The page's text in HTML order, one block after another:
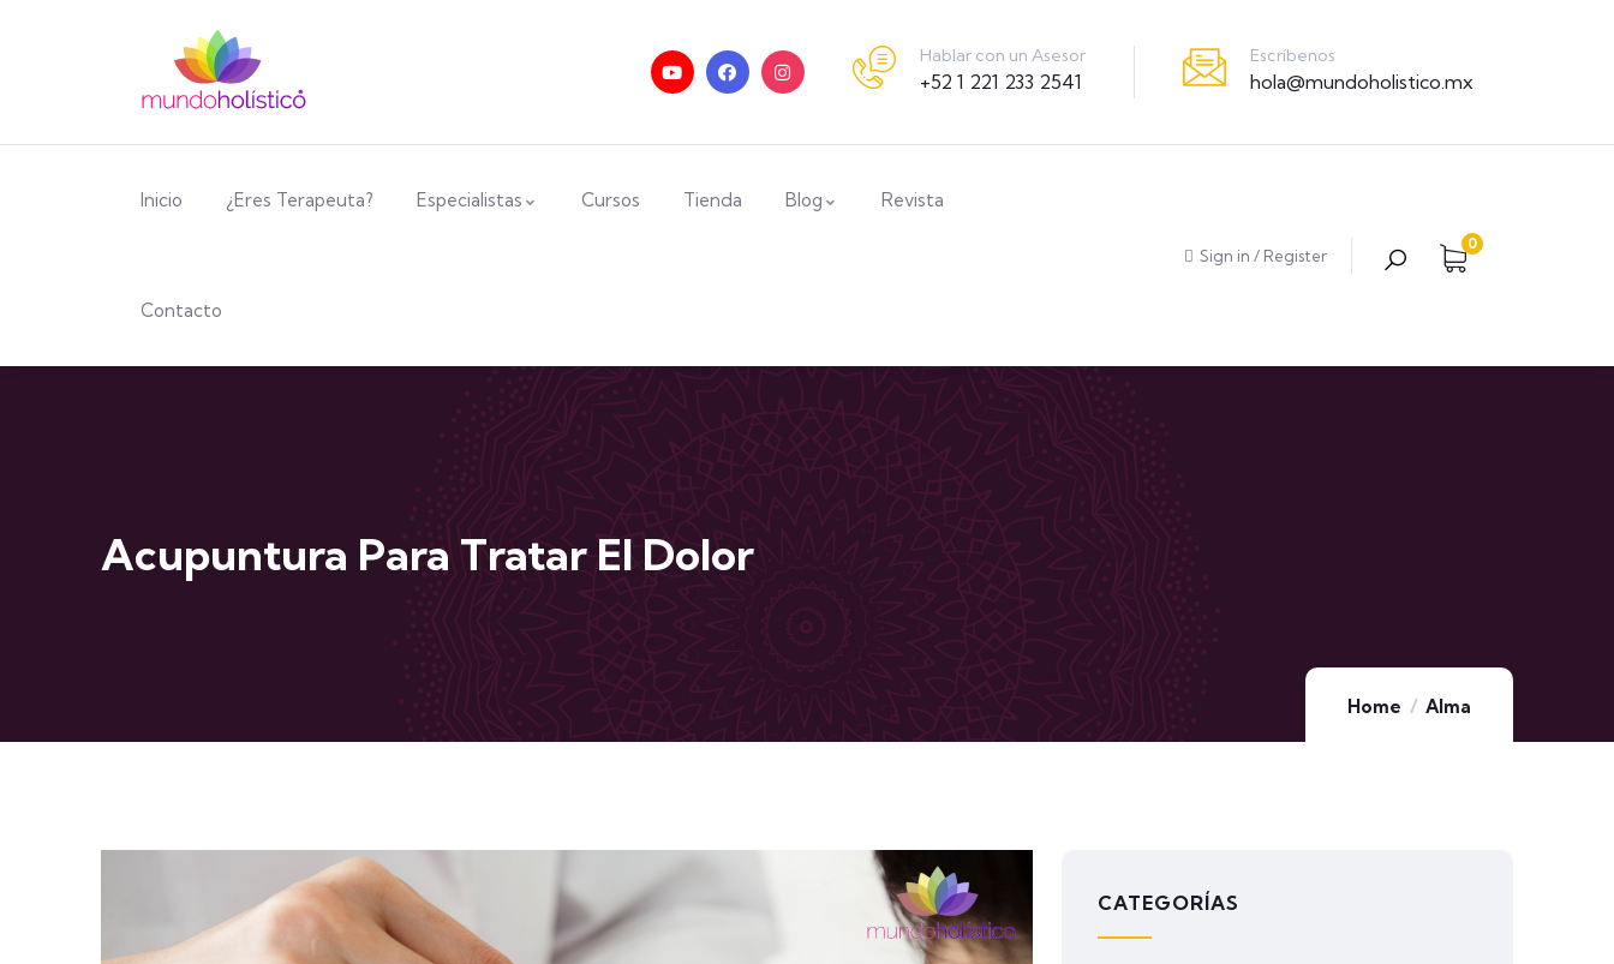
Hablar con un Asesor
+52 1 221 233 2541
Escríbenos
hola@mundoholistico.mx
Inicio ¿Eres Terapeuta? Especialistas Cursos Tienda Blog Revista
Contacto
Sign in / Register
0
Acupuntura Para Tratar El Dolor
Home Alma
CATEGORÍAS